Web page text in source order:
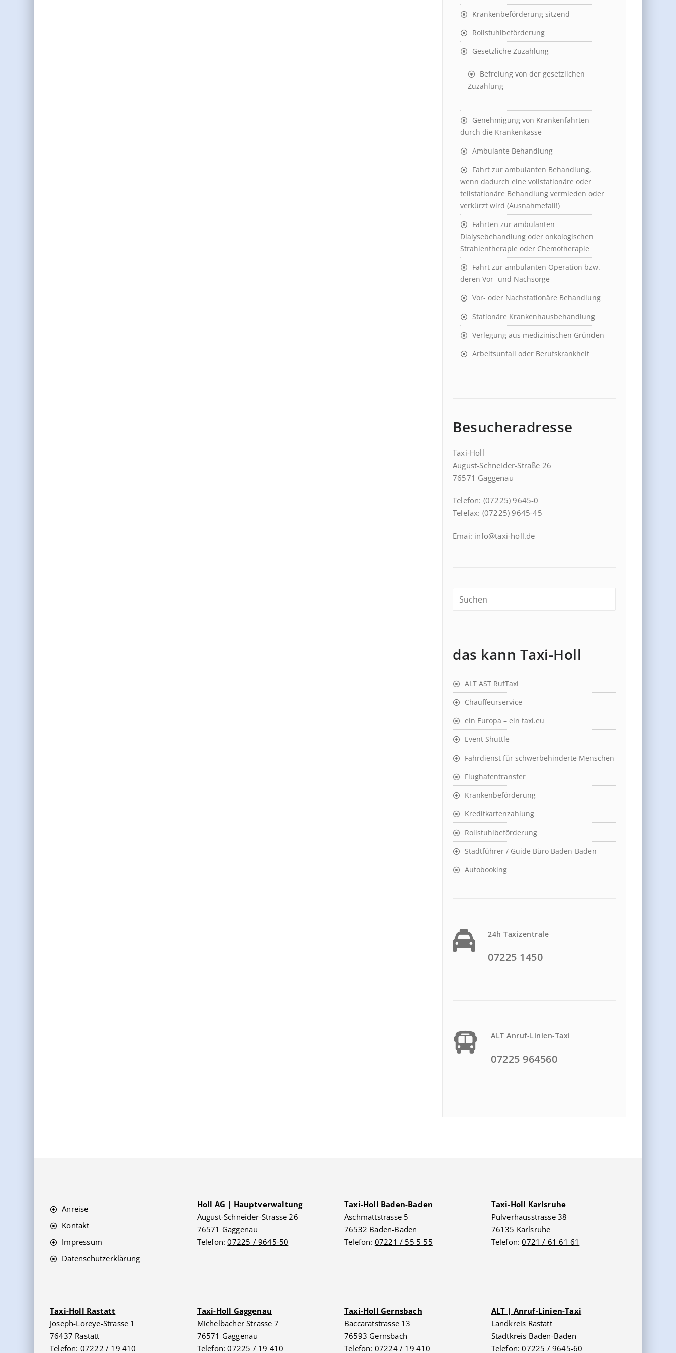
Krankenbeförderung sitzend
Rollstuhlbeförderung
Gesetzliche Zuzahlung
Befreiung von der gesetzlichen
Zuzahlung
Genehmigung von Krankenfahrten
durch die Krankenkasse
Ambulante Behandlung
Fahrt zur ambulanten Behandlung,
wenn dadurch eine vollstationäre oder
teilstationäre Behandlung vermieden oder
verkürzt wird (Ausnahmefall!)
Fahrten zur ambulanten
Dialysebehandlung oder onkologischen
Strahlentherapie oder Chemotherapie
Fahrt zur ambulanten Operation bzw.
deren Vor- und Nachsorge
Vor- oder Nachstationäre Behandlung
Stationäre Krankenhausbehandlung
Verlegung aus medizinischen Gründen
Arbeitsunfall oder Berufskrankheit
Besucheradresse
Taxi-Holl
August-Schneider-Straße 26
76571 Gaggenau
Telefon: (07225) 9645-0
Telefax: (07225) 9645-45
Emai: info@taxi-holl.de
das kann Taxi-Holl
ALT AST RufTaxi
Chauffeurservice
ein Europa – ein taxi.eu
Event Shuttle
Fahrdienst für schwerbehinderte Menschen
Flughafentransfer
Krankenbeförderung
Kreditkartenzahlung
Rollstuhlbeförderung
Stadtführer / Guide Büro Baden-Baden
Autobooking
24h Taxizentrale
07225 1450
ALT Anruf-Linien-Taxi
07225 964560
Anreise
Kontakt
Impressum
Datenschutzerklärung
Holl AG | Hauptverwaltung
August-Schneider-Strasse 26
76571 Gaggenau
Telefon:07225 / 9645-50
Taxi-Holl Baden-Baden
Aschmattstrasse 5
76532 Baden-Baden
Telefon: 07221 / 55 5 55
Taxi-Holl Karlsruhe
Pulverhausstrasse 38
76135 Karlsruhe
Telefon:0721 / 61 61 61
Taxi-Holl Rastatt
Joseph-Loreye-Strasse 1
76437 Rastatt
Telefon: 07222 / 19 410
Taxi-Holl Gaggenau
Michelbacher Strasse 7
76571 Gaggenau
Telefon:07225 / 19 410
Taxi-Holl Gernsbach
Baccaratstrasse 13
76593 Gernsbach
Telefon: 07224 / 19 410
ALT | Anruf-Linien-Taxi
Landkreis Rastatt
Stadtkreis Baden-Baden
Telefon:07225 / 9645-60